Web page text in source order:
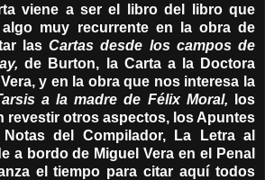
viene a ser el libro del libro que
algo muy recurrente en la obra de
lasCartas desde los campos de
de Burton, la Carta a la Doctora
y en la obra que nos interesa la
a la madre de Félix Moral,
los
revestir otros aspectos, los Apuntes
del Compilador, La Letra al
a bordo de Miguel Vera en el Penal
el tiempo para citar aquí todos